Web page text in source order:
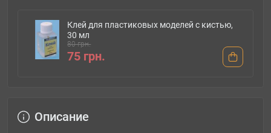
Клей для пластиковых моделей с кистью,
30 мл
80 грн.
75 грн.
Описание